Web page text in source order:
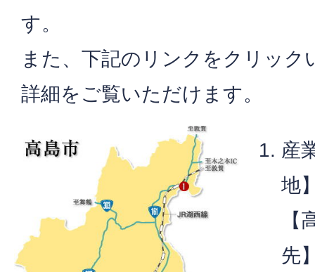
す。
また、下記のリンクをクリック
詳細をご覧いただけます。
産
地
【
先